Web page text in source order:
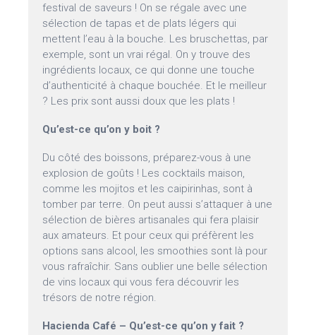
festival de saveurs ! On se régale avec une
sélection de tapas et de plats légers qui
mettent l’eau à la bouche. Les bruschettas, par
exemple, sont un vrai régal. On y trouve des
ingrédients locaux, ce qui donne une touche
d’authenticité à chaque bouchée. Et le meilleur
? Les prix sont aussi doux que les plats !
Qu’est-ce qu’on y boit ?
Du côté des boissons, préparez-vous à une
explosion de goûts ! Les cocktails maison,
comme les mojitos et les caipirinhas, sont à
tomber par terre. On peut aussi s’attaquer à une
sélection de bières artisanales qui fera plaisir
aux amateurs. Et pour ceux qui préfèrent les
options sans alcool, les smoothies sont là pour
vous rafraîchir. Sans oublier une belle sélection
de vins locaux qui vous fera découvrir les
trésors de notre région.
Hacienda Café – Qu’est-ce qu’on y fait ?